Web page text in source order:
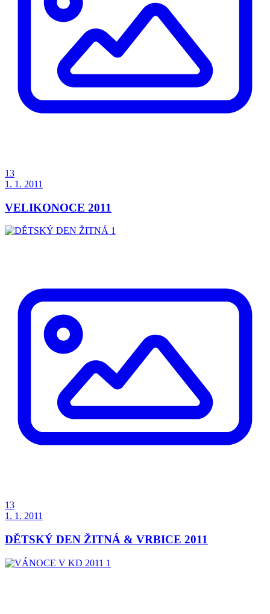
13
1. 1. 2011
VELIKONOCE 2011
13
1. 1. 2011
DĚTSKÝ DEN ŽITNÁ & VRBICE 2011